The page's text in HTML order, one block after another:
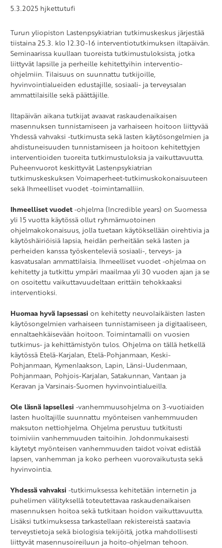
5.3.2025 hjkettutufi
Turun yliopiston Lastenpsykiatrian tutkimuskeskus järjestää
tiistaina 25.3. klo 12.30-16 interventiotutkimuksen iltapäivän.
Seminaarissa kuullaan tuoreista tutkimustuloksista, jotka
liittyvät lapsille ja perheille kehitettyihin interventio-
ohjelmiin. Tilaisuus on suunnattu tutkijoille,
hyvinvointialueiden edustajille, sosiaali- ja terveysalan
ammattilaisille sekä päättäjille.
Iltapäivän aikana tutkijat avaavat raskaudenaikaisen
masennuksen tunnistamiseen ja varhaiseen hoitoon liittyvää
Yhdessä vahvaksi -tutkimusta sekä lasten käytösongelmien ja
ahdistuneisuuden tunnistamiseen ja hoitoon kehitettyjen
interventioiden tuoreita tutkimustuloksia ja vaikuttavuutta.
Puheenvuorot keskittyvät Lastenpsykiatrian
tutkimuskeskuksen Voimaperheet-tutkimuskokonaisuuteen
sekä Ihmeelliset vuodet -toimintamalliin.
Ihmeelliset vuodet-ohjelma (Incredible years) on Suomessa
yli 15 vuotta käytössä ollut ryhmämuotoinen
ohjelmakokonaisuus, jolla tuetaan käytöksellään oirehtivia ja
käytöshäiriöisiä lapsia, heidän perheitään sekä lasten ja
perheiden kanssa työskenteleviä sosiaali-, terveys- ja
kasvatusalan ammattilaisia. Ihmeelliset vuodet -ohjelmaa on
kehitetty ja tutkittu ympäri maailmaa yli 30 vuoden ajan ja se
on osoitettu vaikuttavuudeltaan erittäin tehokkaaksi
interventioksi.
Huomaa hyvä lapsessasi on kehitetty neuvolaikäisten lasten
käytösongelmien varhaiseen tunnistamiseen ja digitaaliseen,
ennaltaehkäisevään hoitoon. Toimintamalli on vuosien
tutkimus- ja kehittämistyön tulos. Ohjelma on tällä hetkellä
käytössä Etelä-Karjalan, Etelä-Pohjanmaan, Keski-
Pohjanmaan, Kymenlaakson, Lapin, Länsi-Uudenmaan,
Pohjanmaan, Pohjois-Karjalan, Satakunnan, Vantaan ja
Keravan ja Varsinais-Suomen hyvinvointialueilla.
Ole läsnä lapsellesi -vanhemmuusohjelma on 3-vuotiaiden
lasten huoltajille suunnattu myönteisen vanhemmuuden
maksuton nettiohjelma. Ohjelma perustuu tutkitusti
toimiviin vanhemmuuden taitoihin. Johdonmukaisesti
käytetyt myönteisen vanhemmuuden taidot voivat edistää
lapsen, vanhemman ja koko perheen vuorovaikutusta sekä
hyvinvointia.
Yhdessä vahvaksi -tutkimuksessa kehitetään internetin ja
puhelimen välityksellä toteutettavaa raskaudenaikaisen
masennuksen hoitoa sekä tutkitaan hoidon vaikuttavuutta.
Lisäksi tutkimuksessa tarkastellaan rekistereistä saatavia
terveystietoja sekä biologisia tekijöitä, jotka mahdollisesti
liittyvät masennusoireiluun ja hoito-ohjelman tehoon.